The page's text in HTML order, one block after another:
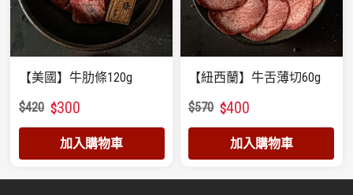
【美國】牛肋條120g
$420 $300
加入購物車
【紐西蘭】牛舌薄切60g
$570 $400
加入購物車